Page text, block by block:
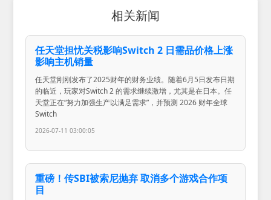
相关新闻
任天堂担忧关税影响Switch 2 日需品价格上涨
影响主机销量
任天堂刚刚发布了2025财年的财务业绩。随着6月5日发布日期
的临近，玩家对Switch 2 的需求继续激增，尤其是在日本。任
天堂正在“努力加强生产以满足需求”，并预测 2026 财年全球
Switch
2026-07-11 03:00:05
重磅！传SBI被索尼抛弃 取消多个游戏合作项
目